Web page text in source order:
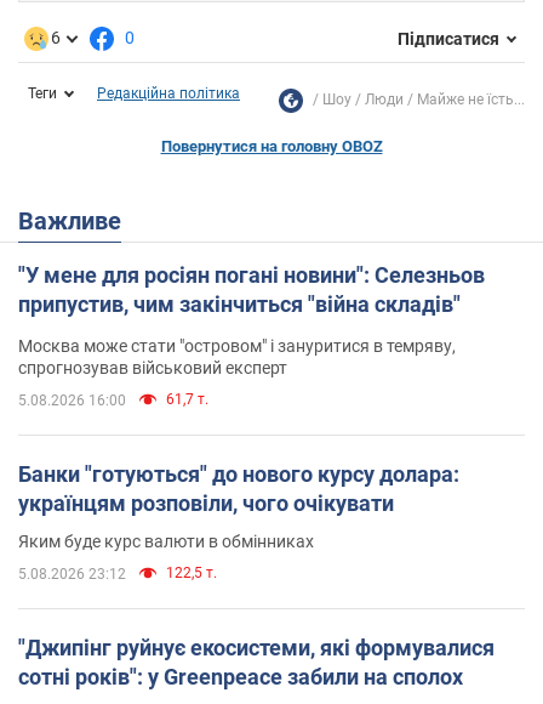
6 0 Підписатися
Теги Редакційна політика Шоу Люди Майже не їсть...
Повернутися на головну OBOZ
Важливе
"У мене для росіян погані новини": Селезньов
припустив, чим закінчиться "війна складів"
Москва може стати "островом" і зануритися в темряву,
спрогнозував військовий експерт
5.08.2026 16:00 61,7 т.
Банки "готуються" до нового курсу долара:
українцям розповіли, чого очікувати
Яким буде курс валюти в обмінниках
5.08.2026 23:12 122,5 т.
"Джипінг руйнує екосистеми, які формувалися
сотні років": у Greenpeace забили на сполох